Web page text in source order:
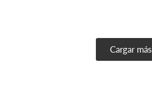
Cargar más